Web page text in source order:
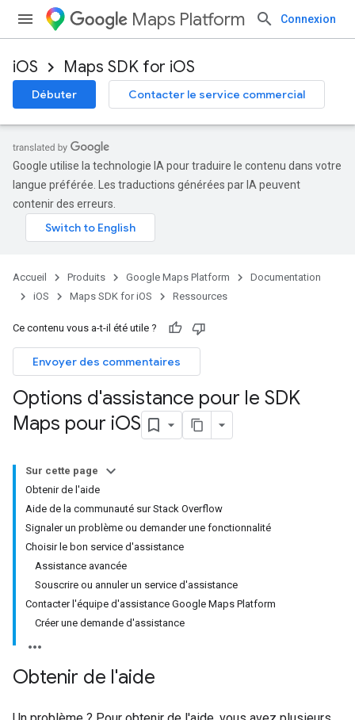
Maps Platform Connexion
iOS Maps SDK for iOS
Débuter Contacter le service commercial
Google utilise la technologie IA pour traduire le contenu dans votre
langue préférée. Les traductions générées par IA peuvent
contenir des erreurs.
Accueil Produits Google Maps Platform
Documentation
iOS
Maps SDK for iOS Ressources
Ce contenu vous a-t-il été utile ?
Envoyer des commentaires
Options d'assistance pour le SDK
Maps pour iOS
Sur cette page
Obtenir de l'aide
Aide de la communauté sur Stack Overflow
Signaler un problème ou demander une fonctionnalité
Choisir le bon service d'assistance
Assistance avancée
Souscrire ou annuler un service d'assistance
Contacter l'équipe d'assistance Google Maps Platform
Créer une demande d'assistance
Obtenir de l'aide